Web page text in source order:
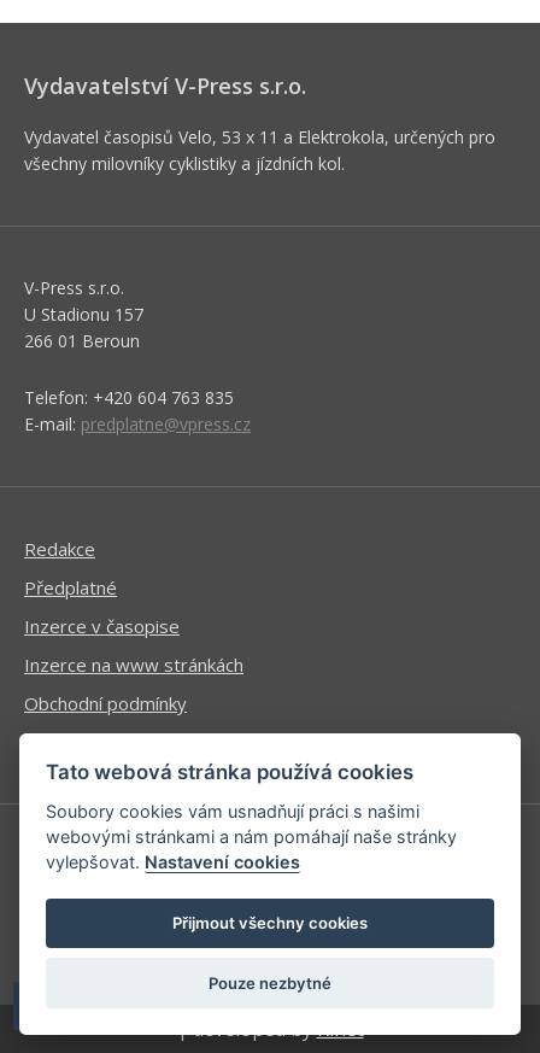
Vydavatelství V-Press s.r.o.
Vydavatel časopisů Velo, 53 x 11 a Elektrokola, určených pro
všechny milovníky cyklistiky a jízdních kol.
V-Press s.r.o.
U Stadionu 157
266 01 Beroun
Telefon: +420 604 763 835
E-mail: predplatne@vpress.cz
Redakce
Předplatné
Inzerce v časopise
Inzerce na www stránkách
Obchodní podmínky
Ochrana osobních údajů
Příhlášení | Registrace
Kontaktní informace
Mapa stránek
| developed byKinet
Tato webová stránka používá cookies
Soubory cookies vám usnadňují práci s našimi
webovými stránkami a nám pomáhají naše stránky
vylepšovat. Nastavení cookies
Přijmout všechny cookies
Pouze nezbytné